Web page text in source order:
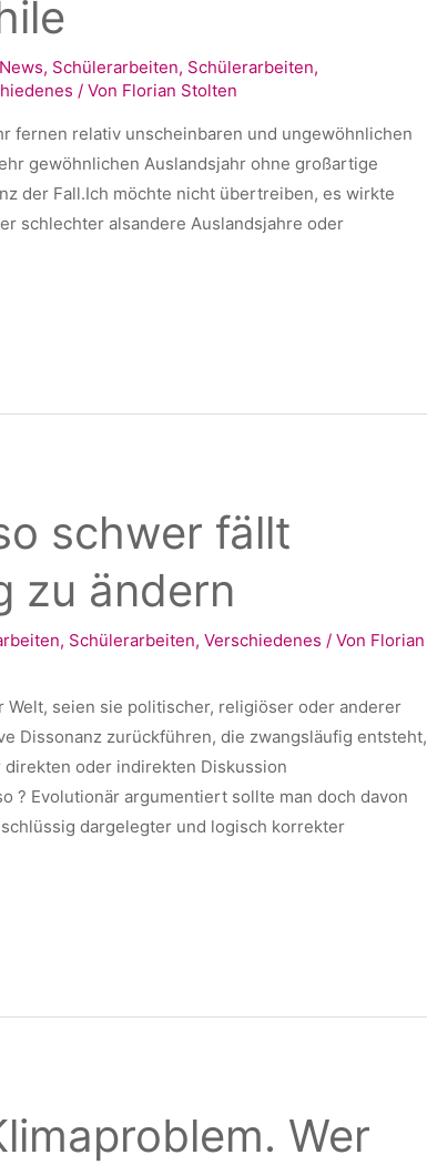
, Schülerarbeiten, Schülerarbeiten,
/ Von Florian Stolten
fernen relativ unscheinbaren und ungewöhnlichen
gewöhnlichen Auslandsjahr ohne großartige
der Fall.Ich möchte nicht übertreiben, es wirkte
schlechter alsandere Auslandsjahre oder
schwer fällt
zu ändern
, Schülerarbeiten,Verschiedenes / Von Florian
Welt, seien sie politischer, religiöser oder anderer
Dissonanz zurückführen, die zwangsläufig entsteht,
oder indirekten Diskussion
? Evolutionär argumentiert sollte man doch davon
dargelegter und logisch korrekter
Wer